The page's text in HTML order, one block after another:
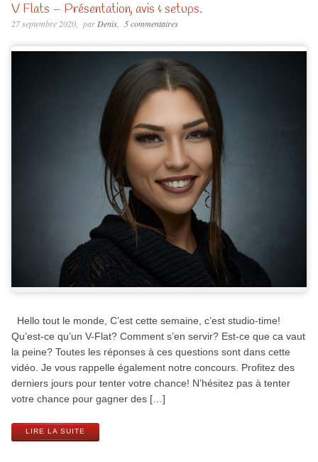
V Flats – Présentation, avis & setups.
27 septembre 2020 parDenis 5 commentaires
Hello tout le monde, C’est cette semaine, c’est studio-time!
Qu’est-ce qu’un V-Flat? Comment s’en servir? Est-ce que ca vaut
la peine? Toutes les réponses à ces questions sont dans cette
vidéo. Je vous rappelle également notre concours. Profitez des
derniers jours pour tenter votre chance! N’hésitez pas à tenter
votre chance pour gagner des […]
LIRE LA SUITE